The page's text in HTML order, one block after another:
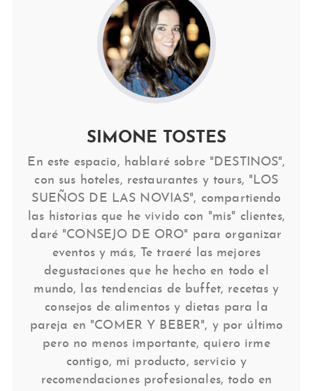
SIMONE TOSTES
En este espacio, hablaré sobre "DESTINOS",
con sus hoteles, restaurantes y tours, "LOS
SUEÑOS DE LAS NOVIAS", compartiendo
las historias que he vivido con "mis" clientes,
daré "CONSEJO DE ORO" para organizar
eventos y más, Te traeré las mejores
degustaciones que he hecho en todo el
mundo, las tendencias de buffet, recetas y
consejos de alimentos y dietas para la
pareja en "COMER Y BEBER", y por último
pero no menos importante, quiero irme
contigo, mi producto, servicio y
recomendaciones profesionales, todo en